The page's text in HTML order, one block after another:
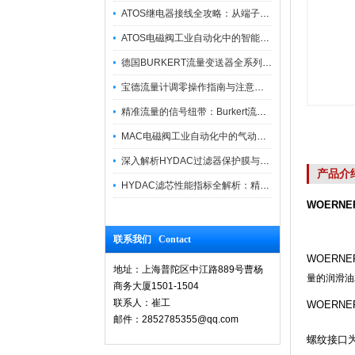
ATOS继电器接线全攻略：从端子识别到安全操作
ATOS电磁阀工业自动化中的智能开关
德国BURKERT流量变送器全系列优势供应
宝德流量计调零操作指南与注意事项
精准流量的信号纽带：Burkert流量计接线指南
MAC电磁阀工业自动化中的气动指挥官
深入解析HYDAC过滤器保护膜与质量防护技术
HYDAC滤芯性能指标全解析：精度、寿命与可靠性的工业级标准
联系我们 Contact
地址：上海普陀区中江路889号曹杨
商务大厦1501-1504
联系人：崔工
邮件：2852785355@qq.com
产品介
量的润滑
螺纹接口